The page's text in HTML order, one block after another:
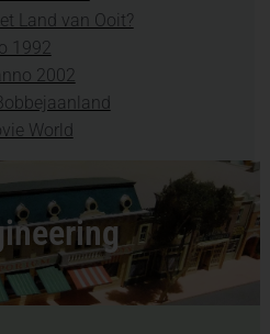
Land van Ooit?
1992
2002
World